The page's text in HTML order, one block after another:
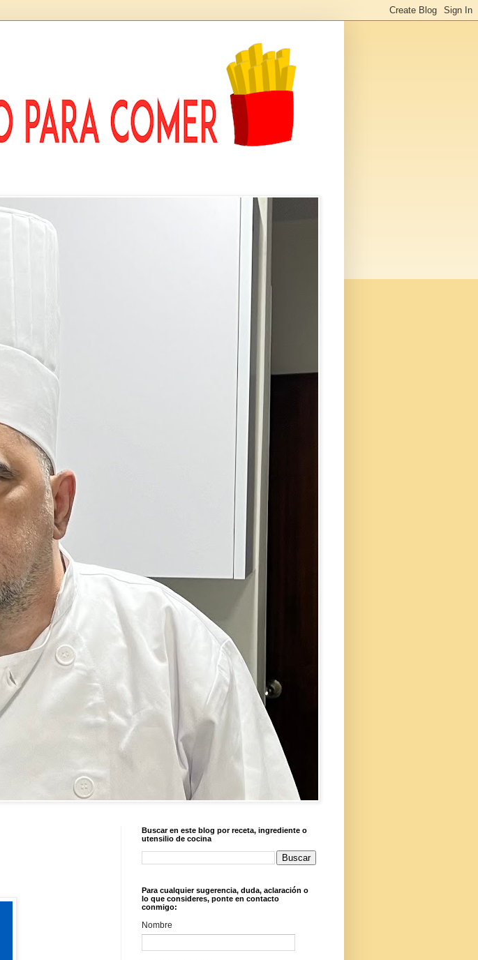
Buscar en este blog por receta, ingrediente o
utensilio de cocina
Para cualquier sugerencia, duda, aclaración o
lo que consideres, ponte en contacto
conmigo:
Nombre